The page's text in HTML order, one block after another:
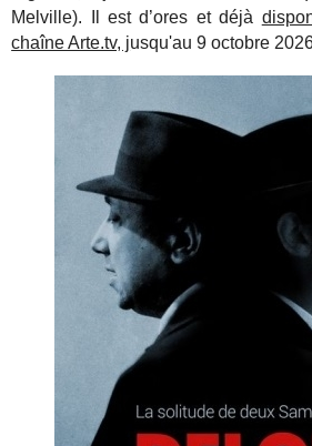
Melville). Il est d’ores et déjà
chaîne Arte.tv, jusqu'au 9 octobre